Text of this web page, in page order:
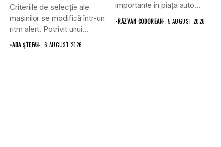
Criteriile de selecție ale
mașinilor se modifică într-un
ritm alert. Potrivit unui...
•ADA ȘTEFAN 6 AUGUST 2026
importante în piața auto
din...
•RĂZVAN CODOREAN 5 AUGUST 2026